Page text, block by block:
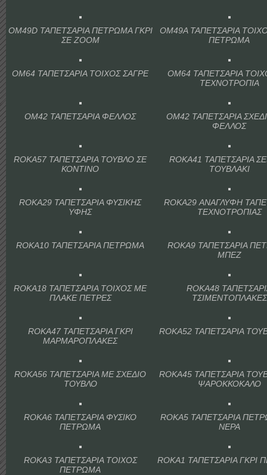
OM49D ΤΑΠΕΤΣΑΡΙΑ ΠΕΤΡΩΜΑ ΓΚΡΙ
ΣΕ ΖΟΟΜ
OM49A ΤΑΠΕΤΣΑΡΙΑ
ΠΕΤΡΩΜΑ
OM64 ΤΑΠΕΤΣΑΡΙΑ ΤΟΙΧΟΣ ΣΑΓΡΕ
OM64 ΤΑΠΕΤΣΑΡΙΑ
ΤΕΧΝΟΤΡΟΠΙΑ
OM42 ΤΑΠΕΤΣΑΡΙΑ ΦΕΛΛΟΣ
OM42 ΤΑΠΕΤΣΑΡΙΑ
ΦΕΛΛΟΣ
ROKA57 ΤΑΠΕΤΣΑΡΙΑ ΤΟΥΒΛΟ ΣΕ
ΚΟΝΤΙΝΟ
ROKA41 ΤΑΠΕΤΣΑΡΙΑ
ΤΟΥΒΛΑΚΙ
ROKA29 ΤΑΠΕΤΣΑΡΙΑ ΦΥΣΙΚΗΣ
ΥΦΗΣ
ROKA29 ΑΝΑΓΛΥΦΗ
ΤΕΧΝΟΤΡΟΠΙΑΣ
ROKA10 ΤΑΠΕΤΣΑΡΙΑ ΠΕΤΡΩΜΑ
ROKA9 ΤΑΠΕΤΣΑΡΙΑ
ΜΠΕΖ
ROKA18 ΤΑΠΕΤΣΑΡΙΑ ΤΟΙΧΟΣ ΜΕ
ΠΛΑΚΕ ΠΕΤΡΕΣ
ROKA48
ΤΣΙΜΕΝΤΟΠΛΑΚΕΣ
ROKA47 ΤΑΠΕΤΣΑΡΙΑ ΓΚΡΙ
ΜΑΡΜΑΡΟΠΛΑΚΕΣ
ROKA52 ΤΑΠΕΤΣΑΡΙΑ
ROKA56 ΤΑΠΕΤΣΑΡΙΑ ΜΕ ΣΧΕΔΙΟ
ΤΟΥΒΛΟ
ROKA45 ΤΑΠΕΤΣΑΡΙΑ
ΨΑΡΟΚΚΟΚΑΛΟ
ROKA6 ΤΑΠΕΤΣΑΡΙΑ ΦΥΣΙΚΟ
ΠΕΤΡΩΜΑ
ROKA5 ΤΑΠΕΤΣΑΡΙΑ
ΝΕΡΑ
ROKA3 ΤΑΠΕΤΣΑΡΙΑ ΤΟΙΧΟΣ
ΠΕΤΡΩΜΑ
ROKA1 ΤΑΠΕΤΣΑΡΙΑ ΓΚΡΙ